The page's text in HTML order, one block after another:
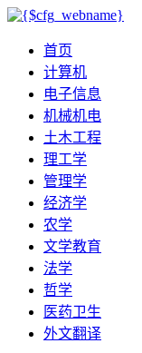
首页
计算机
电子信息
机械机电
土木工程
理工学
管理学
经济学
农学
文学教育
法学
哲学
医药卫生
外文翻译